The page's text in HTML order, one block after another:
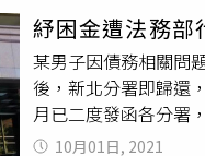
錯的，讓他相當傻眼
了，也都談好裝潢，
只能住在一個廢棄房
行給了他希望後，卻
（約新台幣22萬元）
紓困金遭法務部
某男子因債務相關問
後，新北分署即歸還
月已二度發函各分署
定：「債務人依法領
10月01日, 2021